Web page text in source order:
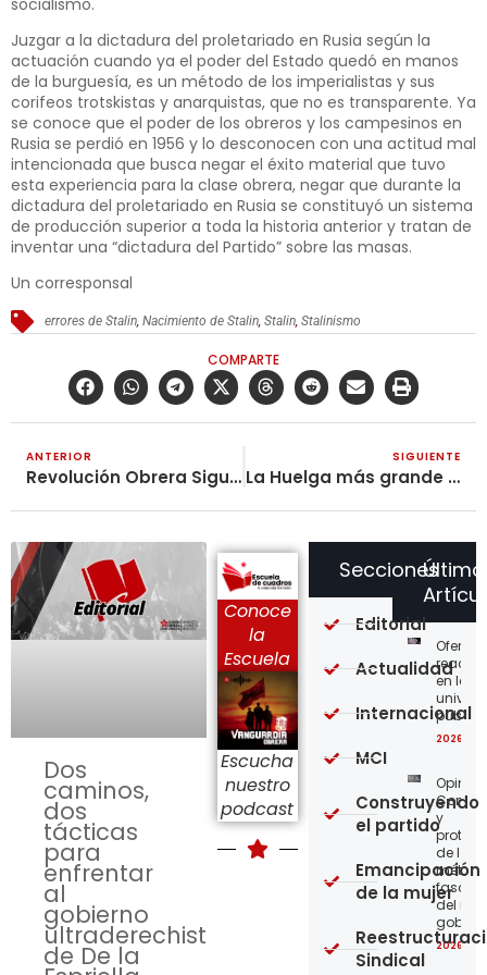
Juzgar a la dictadura del proletariado en Rusia según la
actuación cuando ya el poder del Estado quedó en manos
de la burguesía, es un método de los imperialistas y sus
corifeos trotskistas y anarquistas, que no es transparente. Ya
se conoce que el poder de los obreros y los campesinos en
Rusia se perdió en 1956 y lo desconocen con una actitud mal
intencionada que busca negar el éxito material que tuvo
esta experiencia para la clase obrera, negar que durante la
dictadura del proletariado en Rusia se constituyó un sistema
de producción superior a toda la historia anterior y tratan de
inventar una “dictadura del Partido” sobre las masas.
Un corresponsal
errores de Stalin,Nacimiento de Stalin,Stalin,Stalinismo
COMPARTE
ANTERIOR
Revolución Obrera Sigue Siendo la Tribuna de los Revolucionarios y las Masas
SIGUIENTE
La Huelga más grande en la historia sacude a la India: 250 millones de proletarios paralizan el país
Dos
caminos,
dos
tácticas
para
enfrentar
al
gobierno
ultraderechista
de De la
Conoce
la
Escuela
Escucha
nuestro
podcast
en las
2026-
y
de los
del
2026-
Secciones
Editorial
Actualidad
Internacional
MCI
Construyendo
el partido
Emancipación
de la mujer
Sindical